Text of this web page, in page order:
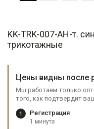
KK-TRK-007-АН-т.
трикотажные
Цены видны после
Мы работаем только
того, как подтвердит
1 Регистрация
1 минута